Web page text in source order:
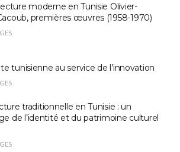
moderne en Tunisie Olivier-
premières œuvres (1958-1970)
tunisienne au service de l’innovation
traditionnelle en Tunisie : un
de l’identité et du patrimoine culturel